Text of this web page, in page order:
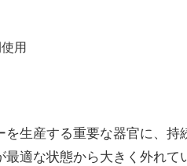
用
生産する重要な器官に、
適な状態から大きく外れて